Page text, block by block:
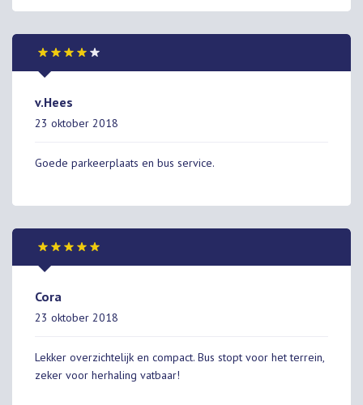
v.Hees
23 oktober 2018
Goede parkeerplaats en bus service.
Cora
23 oktober 2018
Lekker overzichtelijk en compact. Bus stopt voor het terrein,
zeker voor herhaling vatbaar!